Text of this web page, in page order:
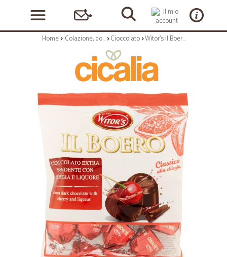
Home Colazione, dolciumi e snack Cioccolato Witor's Il Boero Classico alla ciliegia gr.120